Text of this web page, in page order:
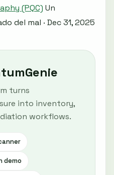
(PQC) Un
del mal · Dec 31, 2025
turns
into inventory,
workflows.
demo